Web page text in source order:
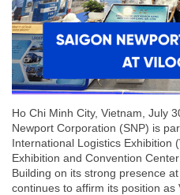
Ho Chi Minh City, Vietnam, July
Newport Corporation (SNP) is
International Logistics Exhibition
Exhibition and Convention
Building on its strong presence
continues to affirm its position